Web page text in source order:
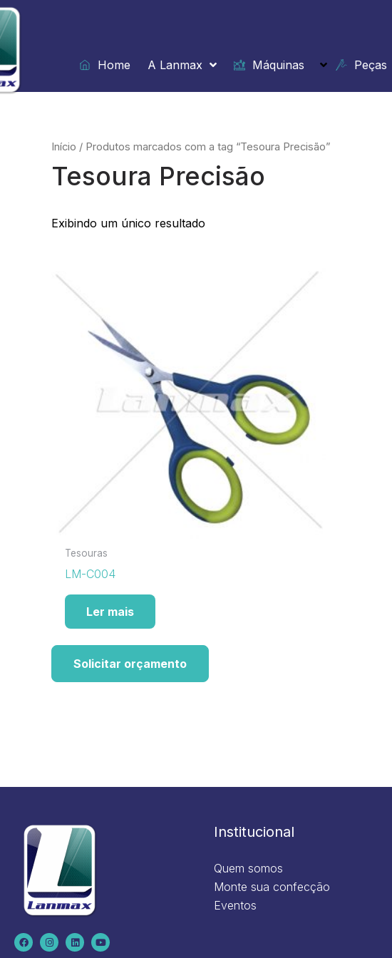
Ir
para
o
conteúdo
Home
A Lanmax Máquinas Peças
Início / Produtos marcados com a tag “Tesoura Precisão”
Tesoura Precisão
Exibindo um único resultado
Tesouras
LM-C004
Ler mais
Solicitar orçamento
F
a
c
I
n
s
L
i
n
Y
o
u
Institucional
Quem somos
Monte sua confecção
Eventos